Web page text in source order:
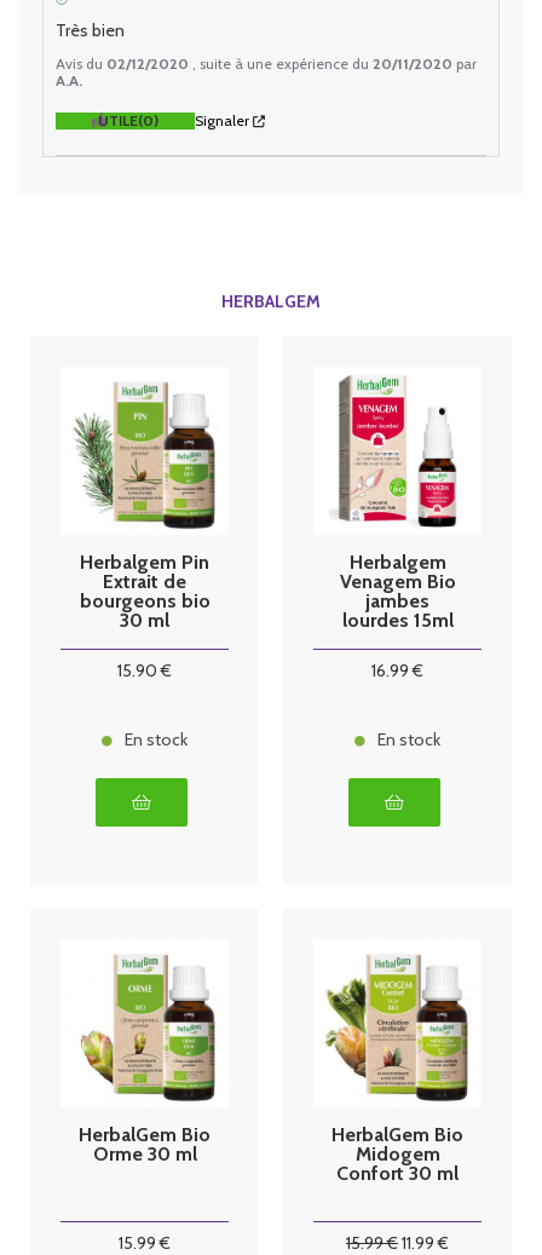
Très bien
Avis du 02/12/2020 , suite à une expérience du 20/11/2020 par
A.A.
UTILE(0) Signaler
HERBALGEM
Herbalgem Pin
Extrait de
bourgeons bio
30 ml
15.90 €
En stock
Herbalgem
Venagem Bio
jambes
lourdes 15ml
16.99 €
En stock
HerbalGem Bio
Orme 30 ml
15.99 €
HerbalGem Bio
Midogem
Confort 30 ml
15.99€11.99 €